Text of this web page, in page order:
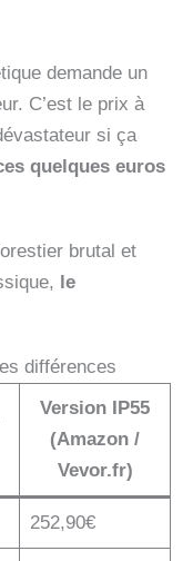
demande un
C’est le prix à
si ça
quelques euros
brutal et
le
différences
Version IP55
(Amazon /
Vevor.fr)
252,90€